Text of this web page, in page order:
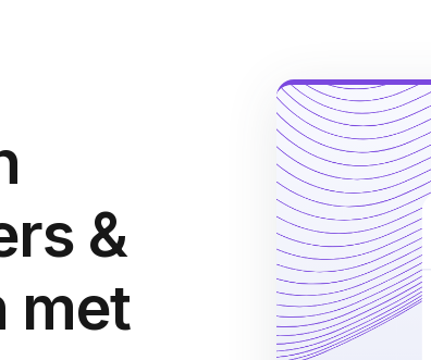
&
met